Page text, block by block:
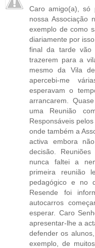
Caro amigo(a), só
nossa Associação
exemplo de como
diariamente por
final da tarde vão
trazerem para a
mesmo da Vila
apercebi-me
esperavam o
arrancarem.
uma Reunião
Responsáveis
onde também a
activa embora
decisão.
nunca faltei a
primeira reunião
pedagógico e no
Resende foi
autocarros
esperar. Caro
apresentar-lhe a
defender os
exemplo, de